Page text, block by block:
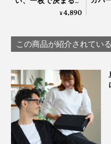
ルエット。大人がた
TOKYO
¥4,890
い目
この商品が紹介されてい